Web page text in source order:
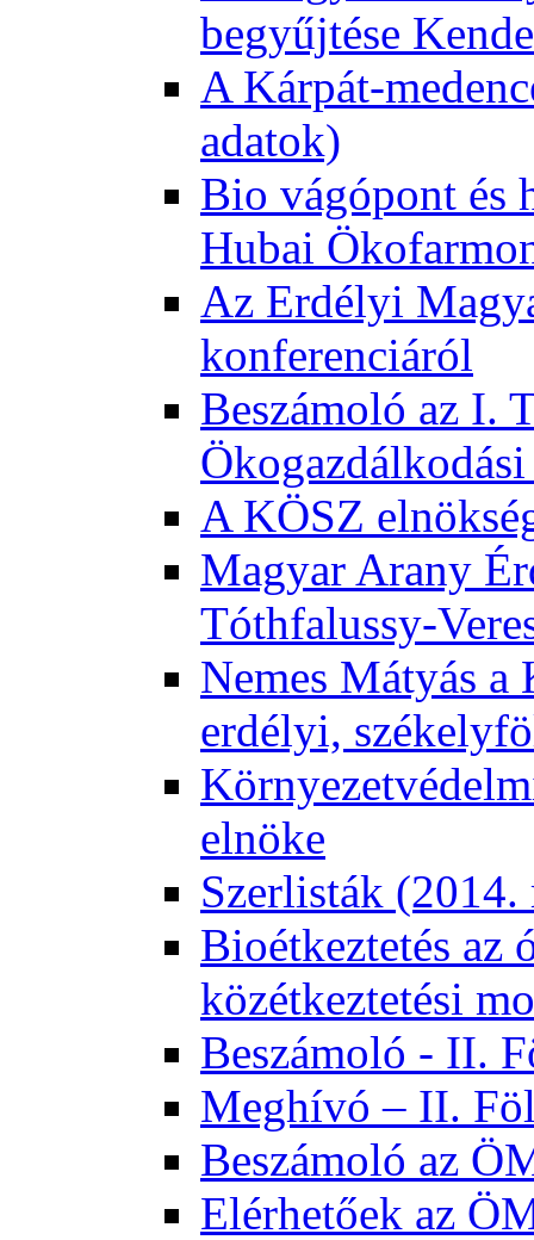
begyűjtése
A Kárpát-
adatok)
Bio vágópont és
Hubai
Az Erdélyi
konferenciáról
Beszámoló az I.
A KÖSZ
Magyar Arany
Tóthfalussy-
Nemes Mátyás a
erdélyi,
elnöke
Szerlisták (2014.
Bioétkeztetés az
közétkeztetési
Beszámoló - II.
Meghívó – II.
Beszámoló az
Elérhetőek az